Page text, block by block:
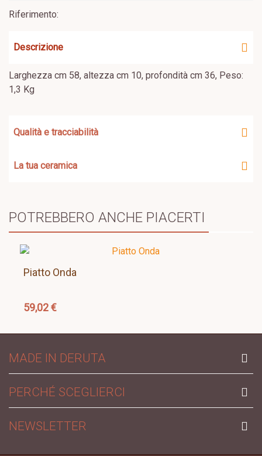
Riferimento:
Descrizione
Larghezza cm 58, altezza cm 10, profondità cm 36, Peso:
1,3 Kg
Qualità e tracciabilità
La tua ceramica
POTREBBERO ANCHE PIACERTI
Piatto Onda
59,02 €
MADE IN DERUTA
PERCHÉ SCEGLIERCI
NEWSLETTER